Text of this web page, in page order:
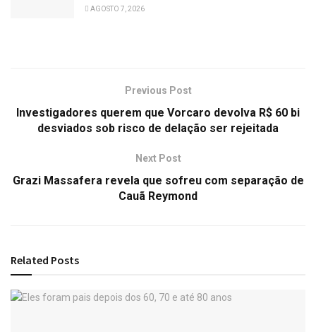
AGOSTO 7, 2026
Previous Post
Investigadores querem que Vorcaro devolva R$ 60 bi
desviados sob risco de delação ser rejeitada
Next Post
Grazi Massafera revela que sofreu com separação de
Cauã Reymond
Related Posts